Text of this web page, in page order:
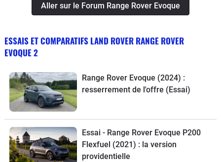
Aller sur le Forum Range Rover Evoque
ESSAIS ET COMPARATIFS LAND ROVER RANGE ROVER
EVOQUE 2
Range Rover Evoque (2024) :
resserrement de l'offre (Essai)
Essai - Range Rover Evoque P200
Flexfuel (2021) : la version
providentielle